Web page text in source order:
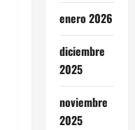
enero 2026
diciembre
2025
noviembre
2025